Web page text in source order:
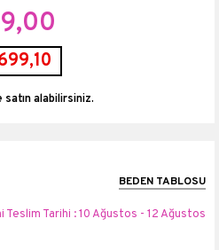
BEDEN TABLOSU
Teslim Tarihi : 10 Ağustos - 12 Ağustos